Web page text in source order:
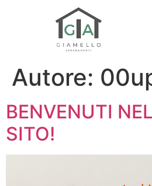
Autore:
BENVENUTI
SITO!